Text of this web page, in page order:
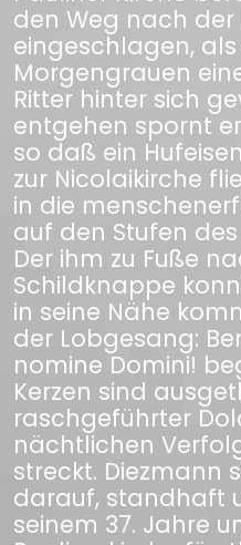
den Weg nach
eingeschlagen, als
Morgengrauen
Ritter hinter sich
entgehen spornt
so daß ein
zur Nicolaikirche
in die
auf den Stufen
Der ihm zu Fuße
Schildknappe
in seine Nähe
der Lobgesang:
nomine Domini!
Kerzen sind
raschgeführter
nächtlichen
streckt. Diezmann
darauf, standhaft
seinem 37. Jahre